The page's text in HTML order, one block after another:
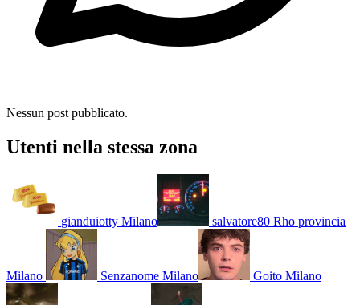
Nessun post pubblicato.
Utenti nella stessa zona
gianduiotty Milano salvatore80 Rho provincia
Milano Senzanome Milano Goito Milano